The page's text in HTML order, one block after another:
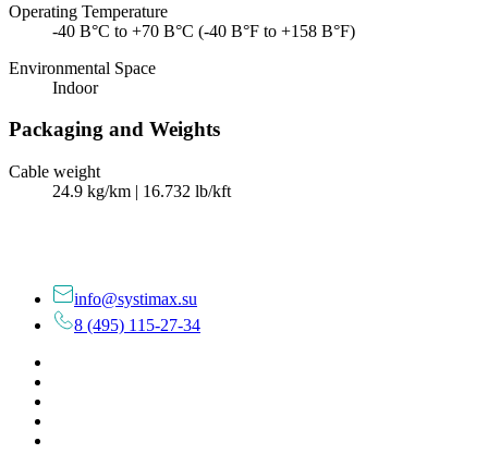
Operating Temperature
-40 В°C to +70 В°C (-40 В°F to +158 В°F)
Environmental Space
Indoor
Packaging and Weights
Cable weight
24.9 kg/km | 16.732 lb/kft
info@systimax.su
8 (495) 115-27-34